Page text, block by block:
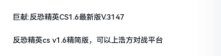
巨献:反恐精英CS1.6最新版V.3147
反恐精英cs v1.6精简版，可以上浩方对战平台